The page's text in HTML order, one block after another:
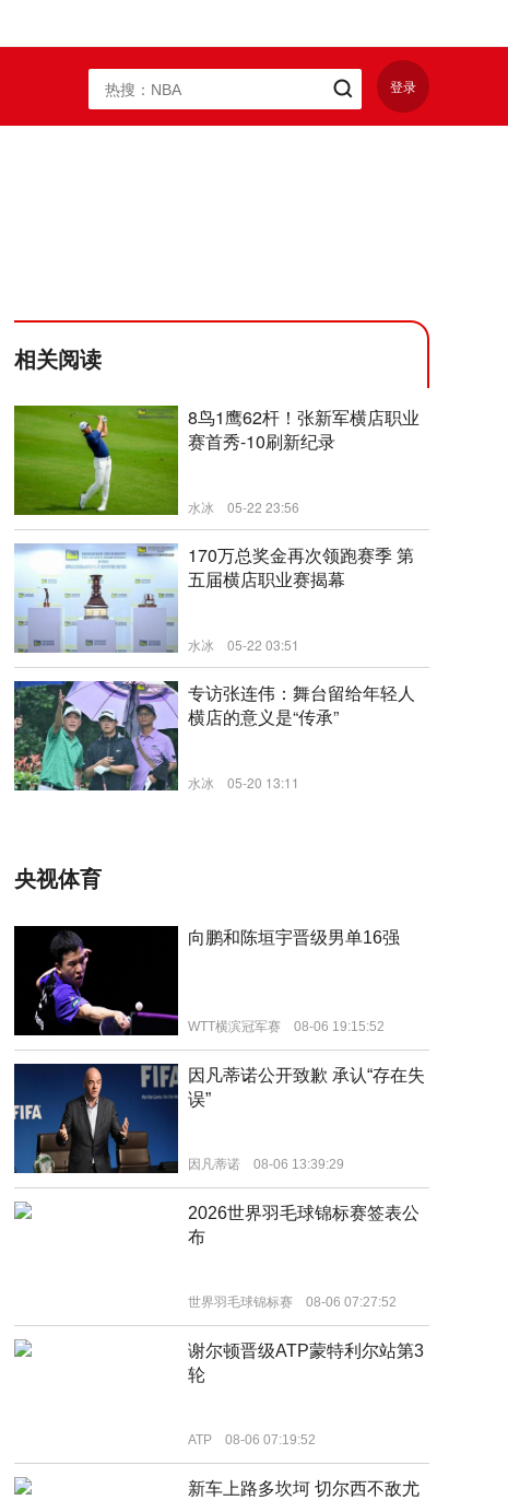
登录
相关阅读
新闻
8鸟1鹰62杆！张新军横店职业
赛首秀-10刷新纪录
水冰 05-22 23:56
新闻
170万总奖金再次领跑赛季 第
五届横店职业赛揭幕
水冰 05-22 03:51
专访张连伟：舞台留给年轻人
横店的意义是“传承”
水冰 05-20 13:11